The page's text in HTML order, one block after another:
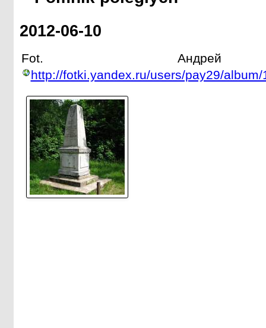
2012-06-10
Fot. Андрей
http://fotki.yandex.ru/users/pay29/album/